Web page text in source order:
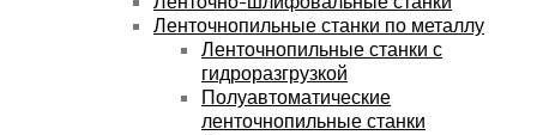
Ленточнопильные станки по металлу
Ленточнопильные станки с
гидроразгрузкой
Полуавтоматические
ленточнопильные станки